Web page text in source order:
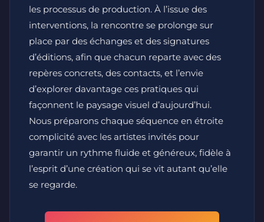
les processus de production. À l’issue des
interventions, la rencontre se prolonge sur
place par des échanges et des signatures
d’éditions, afin que chacun reparte avec des
repères concrets, des contacts, et l’envie
d’explorer davantage ces pratiques qui
façonnent le paysage visuel d’aujourd’hui.
Nous préparons chaque séquence en étroite
complicité avec les artistes invités pour
garantir un rythme fluide et généreux, fidèle à
l’esprit d’une création qui se vit autant qu’elle
se regarde.